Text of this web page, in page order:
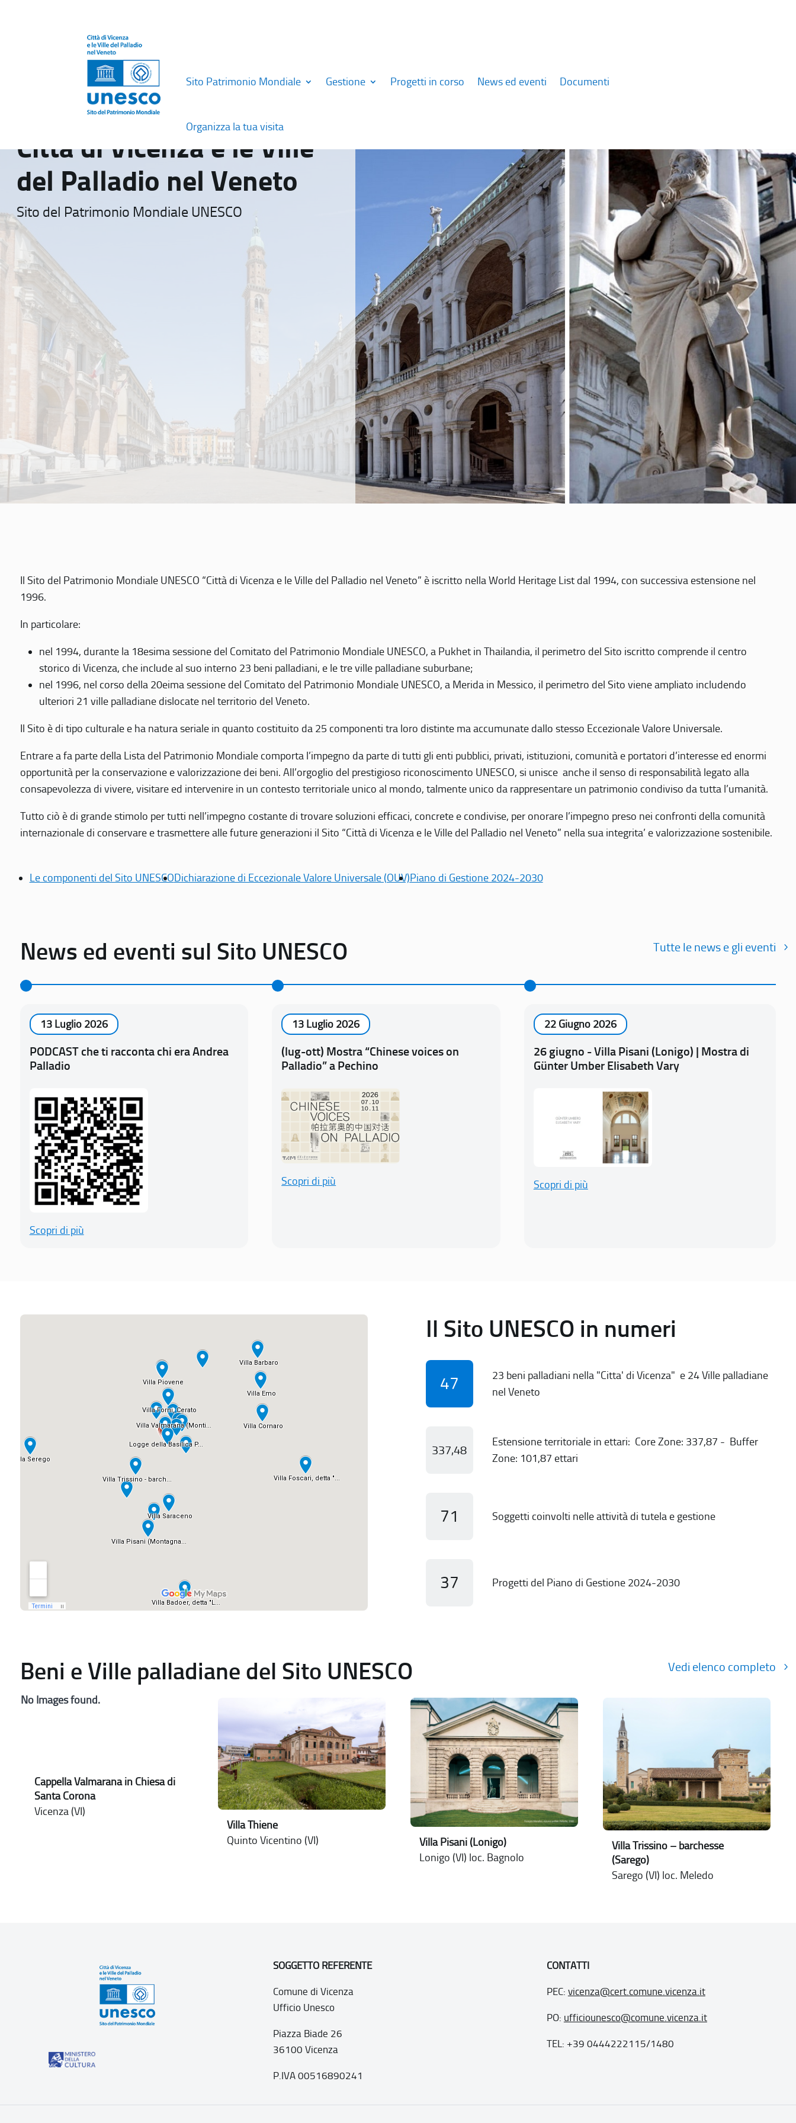
Sito Patrimonio Mondiale Gestione Progetti in corso News ed eventi Documenti
Organizza la tua visita
Città di Vicenza e le Ville
del Palladio nel Veneto
Sito del Patrimonio Mondiale UNESCO
Il Sito del Patrimonio Mondiale UNESCO “Città di Vicenza e le Ville del Palladio nel Veneto” è iscritto nella World Heritage List dal 1994, con successiva estensione nel
1996.
In particolare:
nel 1994, durante la 18esima sessione del Comitato del Patrimonio Mondiale UNESCO, a Pukhet in Thailandia, il perimetro del Sito iscritto comprende il centro
storico di Vicenza, che include al suo interno 23 beni palladiani, e le tre ville palladiane suburbane;
nel 1996, nel corso della 20eima sessione del Comitato del Patrimonio Mondiale UNESCO, a Merida in Messico, il perimetro del Sito viene ampliato includendo
ulteriori 21 ville palladiane dislocate nel territorio del Veneto.
Il Sito è di tipo culturale e ha natura seriale in quanto costituito da 25 componenti tra loro distinte ma accumunate dallo stesso Eccezionale Valore Universale.
Entrare a fa parte della Lista del Patrimonio Mondiale comporta l’impegno da parte di tutti gli enti pubblici, privati, istituzioni, comunità e portatori d’interesse ed enormi
opportunità per la conservazione e valorizzazione dei beni. All’orgoglio del prestigioso riconoscimento UNESCO, si unisce anche il senso di responsabilità legato alla
consapevolezza di vivere, visitare ed intervenire in un contesto territoriale unico al mondo, talmente unico da rappresentare un patrimonio condiviso da tutta l’umanità.
Tutto ciò è di grande stimolo per tutti nell’impegno costante di trovare soluzioni efficaci, concrete e condivise, per onorare l’impegno preso nei confronti della comunità
internazionale di conservare e trasmettere alle future generazioni il Sito “Città di Vicenza e le Ville del Palladio nel Veneto” nella sua integrita’ e valorizzazione sostenibile.
Le componenti del Sito UNESCODichiarazione di Eccezionale Valore Universale (OUV)Piano di Gestione 2024-2030
News ed eventi sul Sito UNESCO Tutte le news e gli eventi
13 Luglio 2026
PODCAST che ti racconta chi era Andrea
Palladio
Scopri di più
13 Luglio 2026
(lug-ott) Mostra “Chinese voices on
Palladio” a Pechino
Scopri di più
22 Giugno 2026
26 giugno - Villa Pisani (Lonigo) | Mostra di
Günter Umber Elisabeth Vary
Scopri di più
Il Sito UNESCO in numeri
47
23 beni palladiani nella "Citta' di Vicenza" e 24 Ville palladiane
nel Veneto
337,48
Estensione territoriale in ettari: Core Zone: 337,87 - Buffer
Zone: 101,87 ettari
71 Soggetti coinvolti nelle attività di tutela e gestione
37 Progetti del Piano di Gestione 2024-2030
Beni e Ville palladiane del Sito UNESCO Vedi elenco completo
No Images found.
Cappella Valmarana in Chiesa di
Santa Corona
Vicenza (VI)
Villa Thiene
Quinto Vicentino (VI) Villa Pisani (Lonigo)
Lonigo (VI) loc. Bagnolo
Villa Trissino – barchesse
(Sarego)
Sarego (VI) loc. Meledo
SOGGETTO REFERENTE
Comune di Vicenza
Ufficio Unesco
Piazza Biade 26
36100 Vicenza
P.IVA 00516890241
CONTATTI
PEC: vicenza@cert.comune.vicenza.it
PO: ufficiounesco@comune.vicenza.it
TEL: +39 0444222115/1480